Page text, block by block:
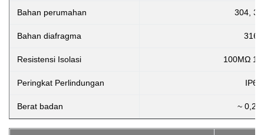
Bahan perumahan 304,
Bahan diafragma 316L
Resistensi Isolasi 100MΩ
Peringkat Perlindungan IP65
Berat badan ~